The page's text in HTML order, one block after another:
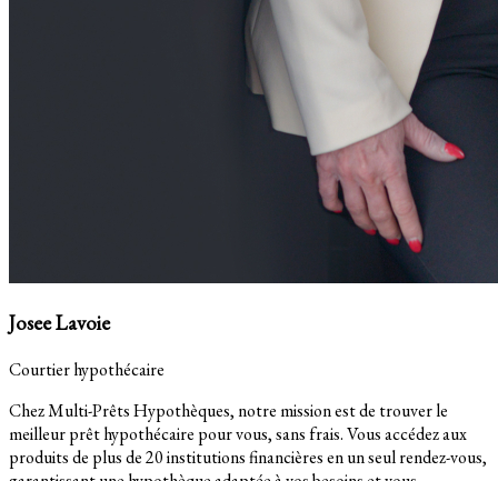
Josee Lavoie
Courtier hypothécaire
Chez Multi-Prêts Hypothèques, notre mission est de trouver le
meilleur prêt hypothécaire pour vous, sans frais. Vous accédez aux
produits de plus de 20 institutions financières en un seul rendez-vous,